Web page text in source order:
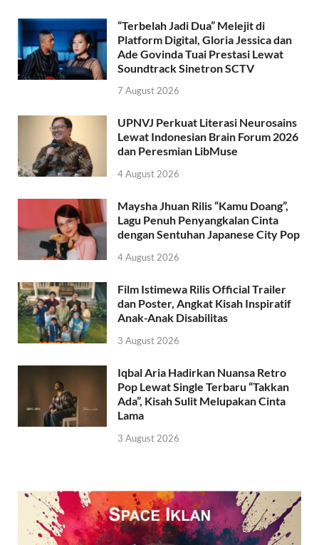
“Terbelah Jadi Dua” Melejit di
Platform Digital, Gloria Jessica dan
Ade Govinda Tuai Prestasi Lewat
Soundtrack Sinetron SCTV
7 August 2026
UPNVJ Perkuat Literasi Neurosains
Lewat Indonesian Brain Forum 2026
dan Peresmian LibMuse
4 August 2026
Maysha Jhuan Rilis “Kamu Doang”,
Lagu Penuh Penyangkalan Cinta
dengan Sentuhan Japanese City Pop
4 August 2026
Film Istimewa Rilis Official Trailer
dan Poster, Angkat Kisah Inspiratif
Anak-Anak Disabilitas
3 August 2026
Iqbal Aria Hadirkan Nuansa Retro
Pop Lewat Single Terbaru “Takkan
Ada”, Kisah Sulit Melupakan Cinta
Lama
3 August 2026